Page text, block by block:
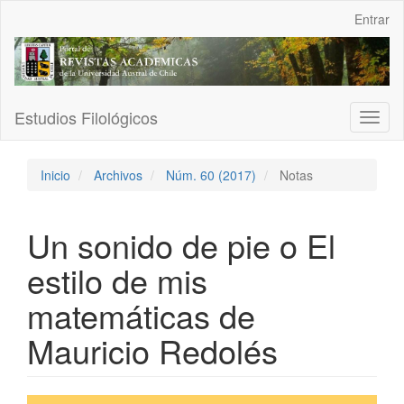
Contenido
principal
Barra
Entrar
Estudios Filológicos
Inicio Archivos Núm. 60 (2017) Notas
Un sonido de pie o El
estilo de mis
matemáticas de
Mauricio Redolés